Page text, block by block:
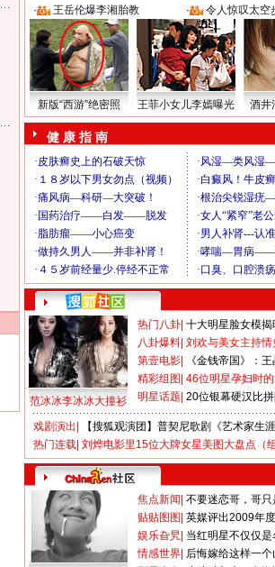
·
王岳伦爆李湘胎教 · 令人惊叹太空
新版“西游”绝密照 王菲小女儿李嫣曝光 酒井
健 康 指 南
范冰冰李冰冰大撞衫
热门八卦 十大明星脸女模揭
八卦爆料 刘欢与美女主持情
第壹电影
《金钱帝国》：
精彩组图 46位明星孕妇时
明星话题 20位银幕硬汉比
戏剧演出
【搜狐观演团】普契尼歌剧《艺术家生
热门连载 刘烨电影里15位大牌女星美图大盘点（组
焦点新闻 不要迷恋哥，哥只
贴贴图图 英媒评出2009年
娱乐旮旯 当红明星不仅仅是
情感世界 后悔嫁给这样一个